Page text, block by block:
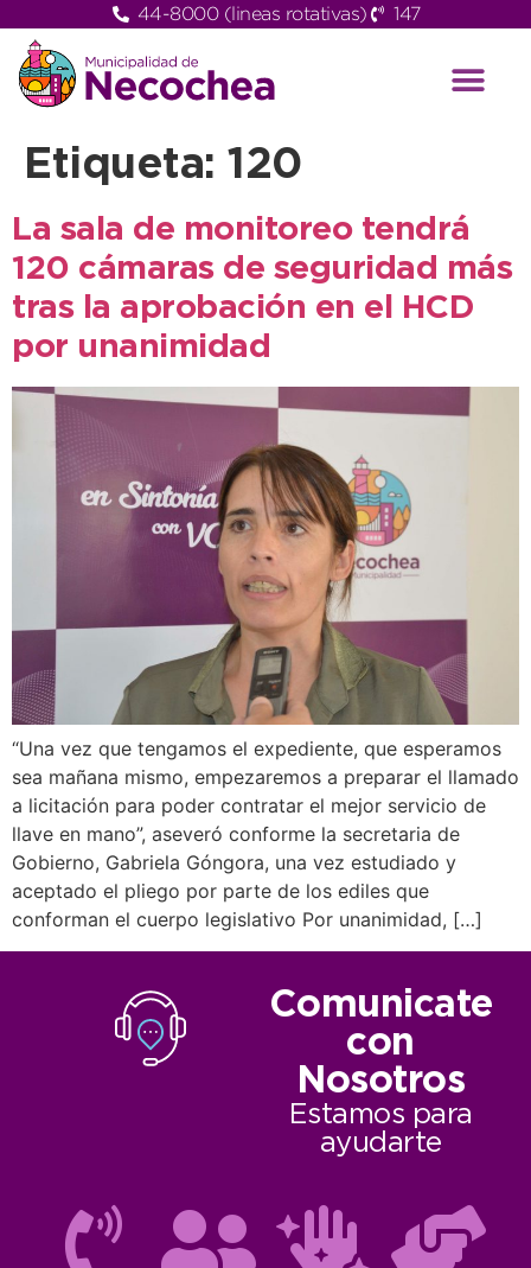
44-8000 (lineas rotativas) 147
Etiqueta: 120
La sala de monitoreo tendrá
120 cámaras de seguridad más
tras la aprobación en el HCD
por unanimidad
“Una vez que tengamos el expediente, que esperamos
sea mañana mismo, empezaremos a preparar el llamado
a licitación para poder contratar el mejor servicio de
llave en mano”, aseveró conforme la secretaria de
Gobierno, Gabriela Góngora, una vez estudiado y
aceptado el pliego por parte de los ediles que
conforman el cuerpo legislativo Por unanimidad, […]
Comunicate
con
Nosotros
Estamos para
ayudarte